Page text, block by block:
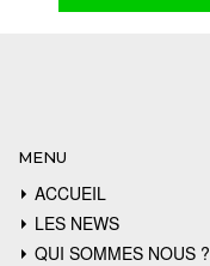
MENU
ACCUEIL
LES NEWS
QUI SOMMES NOUS ?